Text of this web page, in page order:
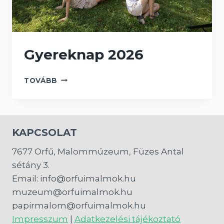
Gyereknap 2026
TOVÁBB GYEREKNAP
KAPCSOLAT
7677 Orfű, Malommúzeum, Füzes Antal
sétány 3.
Email: info@orfuimalmok.hu
muzeum@orfuimalmok.hu
papirmalom@orfuimalmok.hu
Impresszum | Adatkezelési tájékoztató